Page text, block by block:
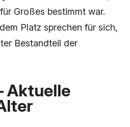
Großes bestimmt war.
Platz sprechen für sich,
Bestandteil der
Aktuelle